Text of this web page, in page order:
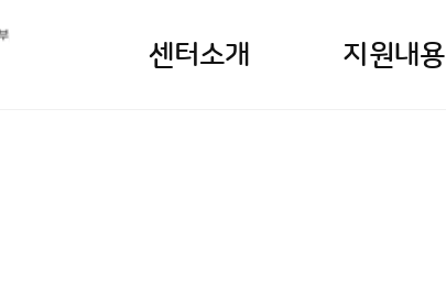
센터소개 지원내용